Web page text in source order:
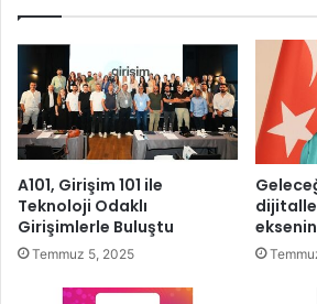
o
r
ı
ş
a
a
r
ı
A101, Girişim 101 ile
Teknoloji Odaklı
Girişimlerle Buluştu
Temmuz 5, 2025